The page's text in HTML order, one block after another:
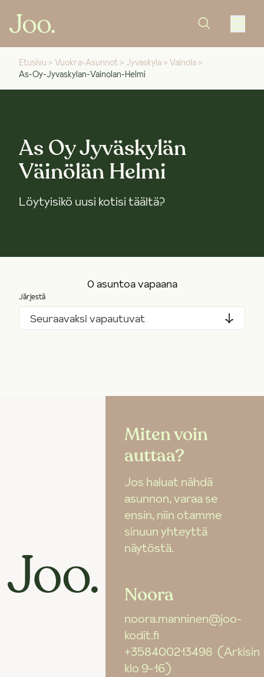
Etusivu > Vuokra-Asunnot > Jyvaskyla > Vainola >
As-Oy-Jyvaskylan-Vainolan-Helmi
As Oy Jyväskylän
Väinölän Helmi
Löytyisikö uusi kotisi täältä?
0 asuntoa vapaana
Järjestä
Seuraavaksi vapautuvat
Miten voin
auttaa?
Jos haluat nähdä
asunnon, varaa se
ensin, niin otamme
sinuun yhteyttä
näytöstä.
Noora
noora.manninen@joo-
kodit.fi
+358400213498 (Arkisin
klo 9-16)